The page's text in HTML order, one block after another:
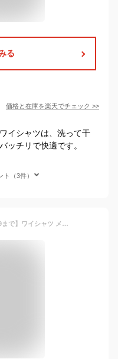
る
価格と在庫を楽天でチェック >>
イシャツは、洗って干
ッチリで快適です。
（3件）
【最大10%OFF SALE！6/27 10:59まで】ワイシャツ メンズ ノンアイロン ストレッチ ボタンダウン 長袖 日本製生地 吸汗速乾 夏 カッターシャツ ドレスシャツ グレーダイヤ柄/サックスバイヤス柄/ブルーストライプ/ホワイト M/L/LL ニッセン nissen